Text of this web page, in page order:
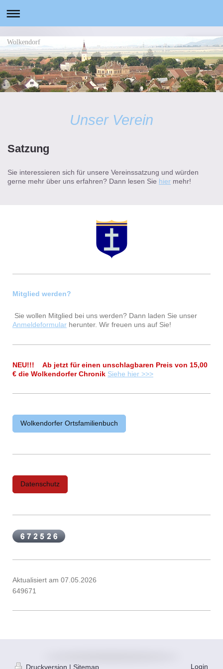
Wolkendorf
Unser Verein
Satzung
Sie interessieren sich für unsere Vereinssatzung und würden
gerne mehr über uns erfahren? Dann lesen Sie hier mehr!
Mitglied werden?
Sie wollen Mitglied bei uns werden? Dann laden Sie unser
Anmeldeformular herunter. Wir freuen uns auf Sie!
NEU!!! Ab jetzt für einen unschlagbaren Preis von 15,00
€ die Wolkendorfer Chronik Siehe hier >>>
Wolkendorfer Ortsfamilienbuch
Datenschutz
Aktualisiert am 07.05.2026
649671
Druckversion Sitemap Login